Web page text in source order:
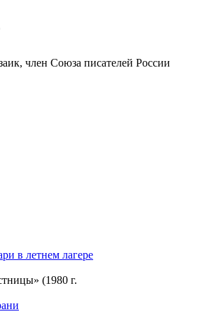
член Союза писателей России
в летнем лагере
(1980 г.